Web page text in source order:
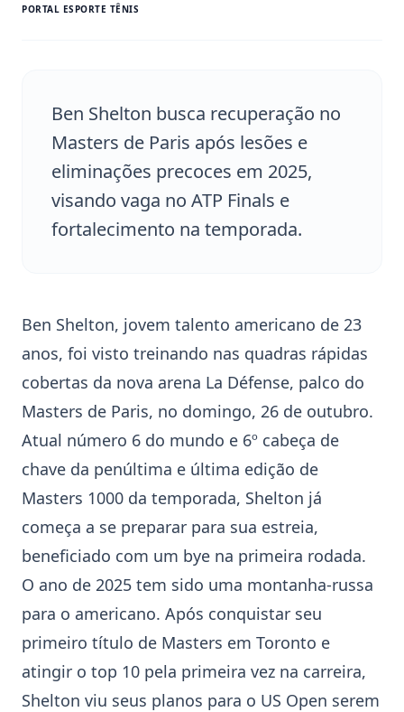
PORTAL ESPORTE TÊNIS
Ben Shelton busca recuperação no
Masters de Paris após lesões e
eliminações precoces em 2025,
visando vaga no ATP Finals e
fortalecimento na temporada.
Ben Shelton, jovem talento americano de 23
anos, foi visto treinando nas quadras rápidas
cobertas da nova arena La Défense, palco do
Masters de Paris, no domingo, 26 de outubro.
Atual número 6 do mundo e 6º cabeça de
chave da penúltima e última edição de
Masters 1000 da temporada, Shelton já
começa a se preparar para sua estreia,
beneficiado com um bye na primeira rodada.
O ano de 2025 tem sido uma montanha-russa
para o americano. Após conquistar seu
primeiro título de Masters em Toronto e
atingir o top 10 pela primeira vez na carreira,
Shelton viu seus planos para o US Open serem